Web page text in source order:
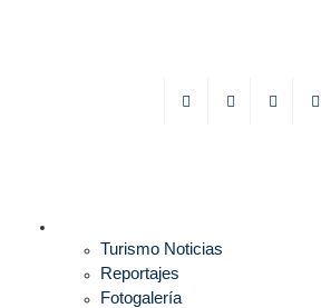
Turismo Noticias
Reportajes
Fotogalería